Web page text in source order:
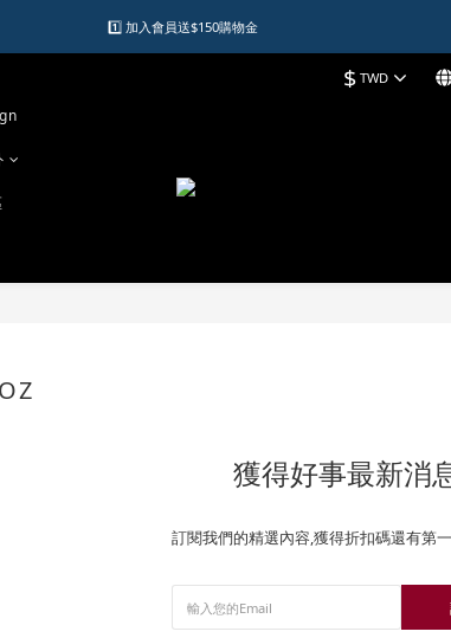
1️⃣ 加入會員送$150購物金
1️⃣ 加入會員送$150購物金
1️⃣ 加入會員送$150購物金
$ TWD
獲得好事最新消
訂閱我們的精選內容,獲得折扣碼還有第